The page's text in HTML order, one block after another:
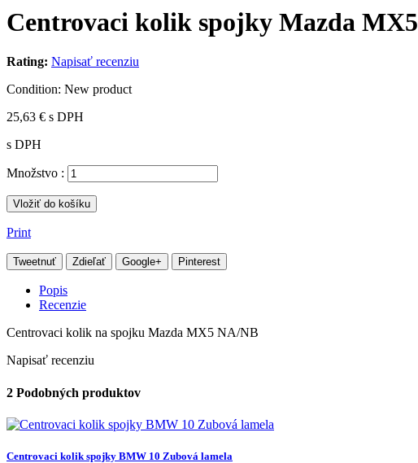
Centrovaci kolik spojky Mazda MX5
Rating: Napisať recenziu
Condition: New product
25,63 € s DPH
s DPH
Množstvo :
Vložiť do košíku
Print
Tweetnuť Zdieľať Google+ Pinterest
Popis
Recenzie
Centrovaci kolik na spojku Mazda MX5 NA/NB
Napisať recenziu
2 Podobných produktov
Centrovaci kolik spojky BMW 10 Zubová lamela